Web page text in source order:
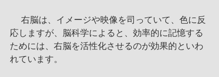
右脳は、イメージや映像を司っていて、色に反
応しますが、脳科学によると、効率的に記憶する
ためには、右脳を活性化させるのが効果的といわ
れています。